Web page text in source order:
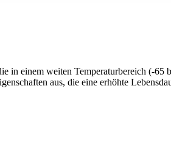
in einem weiten Temperaturbereich (-65
aus, die eine erhöhte